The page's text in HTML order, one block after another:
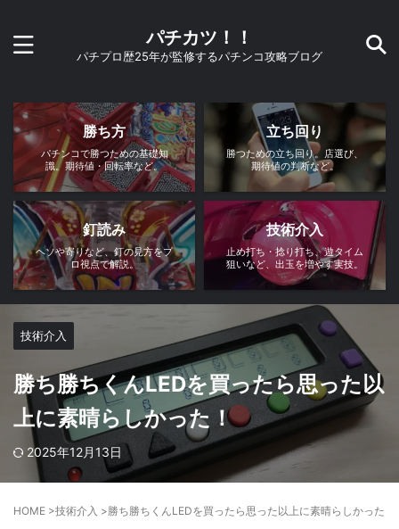
パチカツ！！
パチプロ歴25年が監修するパチンコ攻略ブログ
勝ち方
パチンコで勝つための基礎知
識。期待値・回転率など。
立ち回り
勝つための立ち回り。店選び、
期待値の判断など。
釘読み
ヘソや寄りなど、釘の見方をプ
ロ視点で解説。
技術介入
止め打ち・捻り打ち、遊タイム
狙いなど、出玉を増やす実技。
技術介入
勝ち勝ちくんLEDを買ったら思った以
上に素晴らしかった！
2025年12月13日
HOME >技術介入 >勝ち勝ちくんLEDを買ったら思った以上に素晴らしかった！